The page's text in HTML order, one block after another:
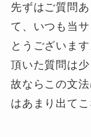
先ずはご質問
て、いつも当
とうございま
頂いた質問は
故ならこの文
はあまり出てこ